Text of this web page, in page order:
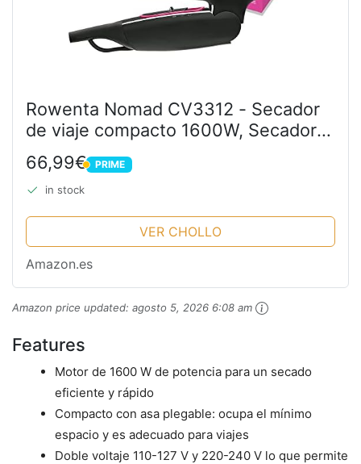
Rowenta Nomad CV3312 - Secador
de viaje compacto 1600W, Secador
pelo con asa plegable, fácil de plegar,
con boquilla concentradora, 2
posiciones de...
66,99€ PRIME
PRIME
in stock
VER CHOLLO
Amazon.es
Amazon price updated: agosto 5, 2026 6:08 am
Features
Motor de 1600 W de potencia para un secado
eficiente y rápido
Compacto con asa plegable: ocupa el mínimo
espacio y es adecuado para viajes
Doble voltaje 110-127 V y 220-240 V lo que permite